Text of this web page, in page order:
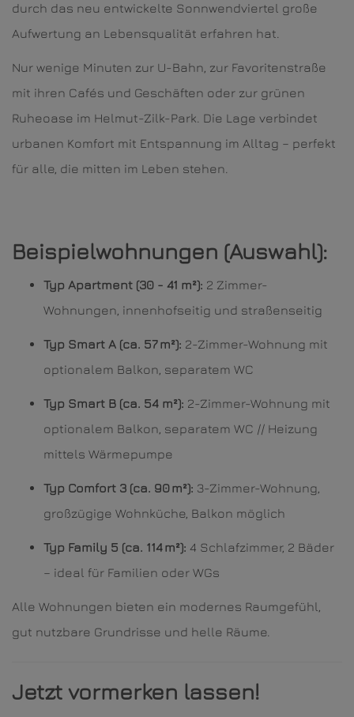
durch das neu entwickelte Sonnwendviertel große
Aufwertung an Lebensqualität erfahren hat.
Nur wenige Minuten zur U-Bahn, zur Favoritenstraße
mit ihren Cafés und Geschäften oder zur grünen
Ruheoase im Helmut-Zilk-Park. Die Lage verbindet
urbanen Komfort mit Entspannung im Alltag – perfekt
für alle, die mitten im Leben stehen.
Beispielwohnungen (Auswahl):
Typ Apartment (30 - 41 m²): 2 Zimmer-
Wohnungen, innenhofseitig und straßenseitig
Typ Smart A (ca. 57 m²): 2-Zimmer-Wohnung mit
optionalem Balkon, separatem WC
Typ Smart B (ca. 54 m²): 2-Zimmer-Wohnung mit
optionalem Balkon, separatem WC // Heizung
mittels Wärmepumpe
Typ Comfort 3 (ca. 90 m²): 3-Zimmer-Wohnung,
großzügige Wohnküche, Balkon möglich
Typ Family 5 (ca. 114 m²): 4 Schlafzimmer, 2 Bäder
– ideal für Familien oder WGs
Alle Wohnungen bieten ein modernes Raumgefühl,
gut nutzbare Grundrisse und helle Räume.
Jetzt vormerken lassen!